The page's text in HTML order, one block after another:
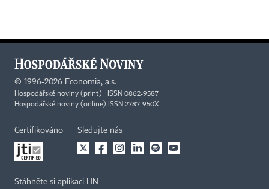
© 1996-2026 Economia, a.s.
Hospodářské noviny (print) ISSN 0862-9587
Hospodářské noviny (online) ISSN 2787-950X
Certifikováno Sledujte nás
Stáhněte si aplikaci HN